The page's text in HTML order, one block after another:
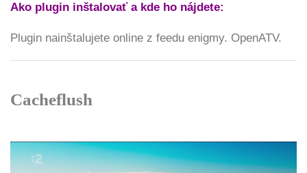
Ako plugin inštalovať a kde ho nájdete:
Plugin nainštalujete online z feedu enigmy. OpenATV.
Cacheflush